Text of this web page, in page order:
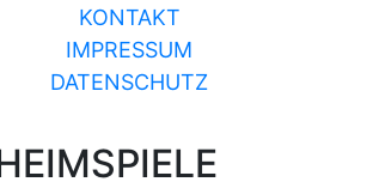
KONTAKT
IMPRESSUM
DATENSCHUTZ